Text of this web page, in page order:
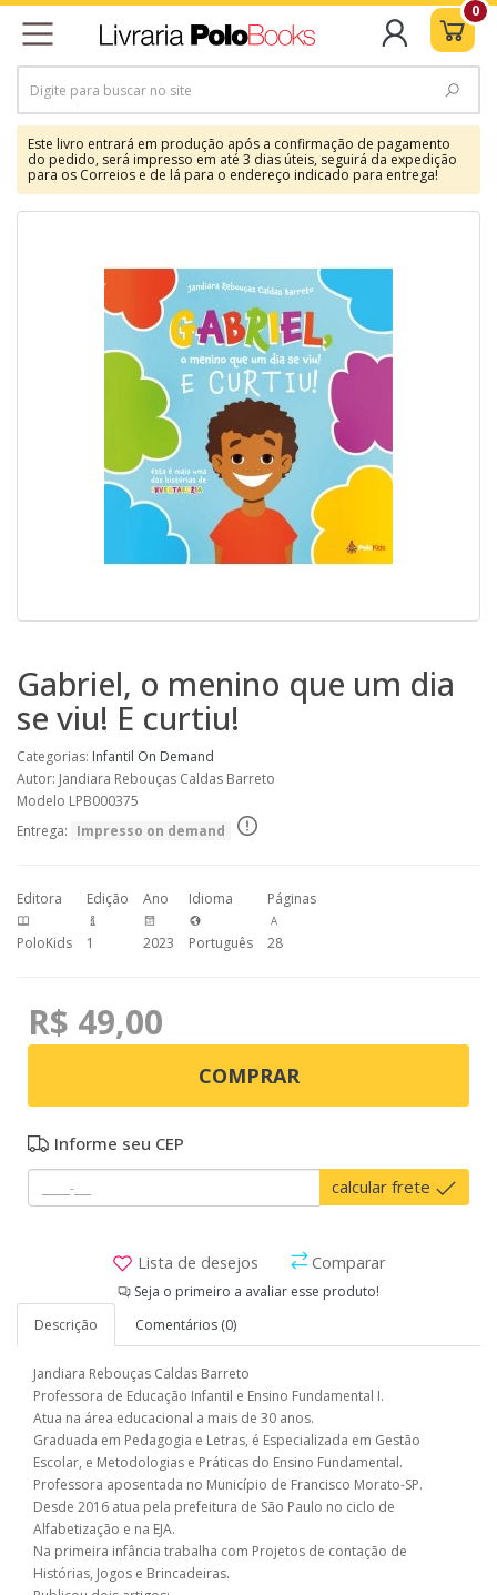
0
Este livro entrará em produção após a confirmação de pagamento
do pedido, será impresso em até 3 dias úteis, seguirá da expedição
para os Correios e de lá para o endereço indicado para entrega!
Gabriel, o menino que um dia
se viu! E curtiu!
Categorias: Infantil On Demand
Autor: Jandiara Rebouças Caldas Barreto
Modelo LPB000375
Entrega: Impresso on demand
Editora
PoloKids
Edição
1
Ano
2023
Idioma
Português
Páginas
28
R$ 49,00
COMPRAR
Informe seu CEP
calcular frete
Lista de desejos Comparar
Seja o primeiro a avaliar esse produto!
Descrição
Comentários (0)
Jandiara Rebouças Caldas Barreto
Professora de Educação Infantil e Ensino Fundamental I.
Atua na área educacional a mais de 30 anos.
Graduada em Pedagogia e Letras, é Especializada em Gestão
Escolar, e Metodologias e Práticas do Ensino Fundamental.
Professora aposentada no Município de Francisco Morato-SP.
Desde 2016 atua pela prefeitura de São Paulo no ciclo de
Alfabetização e na EJA.
Na primeira infância trabalha com Projetos de contação de
Histórias, Jogos e Brincadeiras.